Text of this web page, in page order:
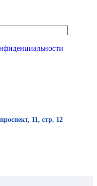
11, стр. 12